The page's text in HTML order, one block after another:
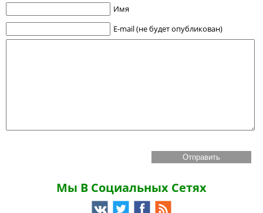
Имя
E-mail (не будет опубликован)
Мы В Социальных Сетях